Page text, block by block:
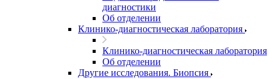
диагностики
Об отделении
Клинико-диагностическая лаборатория
Клинико-диагностическая лаборатория
Об отделении
Другие исследования. Биопсия